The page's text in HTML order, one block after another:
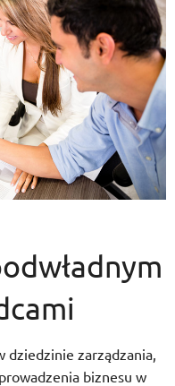
dziedzinie zarządzania,
biznesu w